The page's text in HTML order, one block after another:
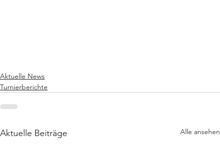
Aktuelle News
Turnierberichte
Aktuelle Beiträge Alle ansehen